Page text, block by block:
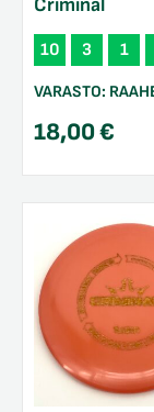
10 3 1
VARASTO:
18,00€